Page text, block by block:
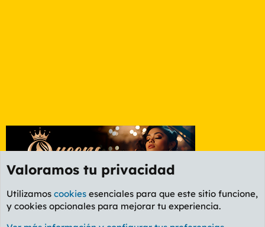
Foro General
Valoramos tu privacidad
Utilizamos cookies esenciales para que este sitio funcione,
y cookies opcionales para mejorar tu experiencia.